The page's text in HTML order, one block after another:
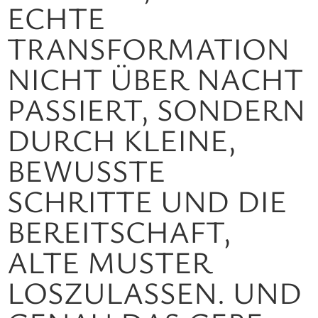
HTE TR
ANSFORMATION NI
CHT ÜBER NACHT PA
SSIERT, SONDERN DU
RCH KLEINE, BE
WUSSTE SC
HRITTE UND DIE BE
REITSCHAFT, AL
TE MUSTER LO
SZULASSEN. UND GE